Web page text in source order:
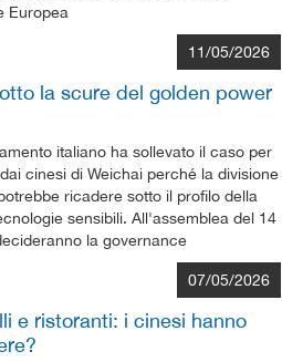
Europea
11/05/2026
la scure del golden power
italiano ha sollevato il caso per
cinesi di Weichai perché la divisione
ricadere sotto il profilo della
sensibili. All'assemblea del 14
la governance
07/05/2026
e ristoranti: i cinesi hanno